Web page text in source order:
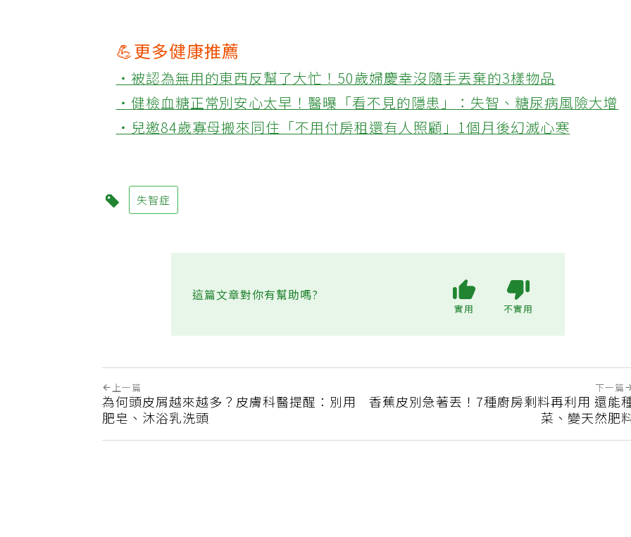
💪更多健康推薦
‧被認為無用的東西反幫了大忙！50歲婦慶幸沒隨手丟棄的3樣物品
‧健檢血糖正常別安心太早！醫曝「看不見的隱患」：失智、糖尿病風險大增
‧兒邀84歲寡母搬來同住「不用付房租還有人照顧」1個月後幻滅心寒
失智症
這篇文章對你有幫助嗎?
上一篇
為何頭皮屑越來越多？皮膚科醫提醒：別用
肥皂、沐浴乳洗頭
下一篇
香蕉皮別急著丟！7種廚房剩料再利用 還能
菜、變天然肥料